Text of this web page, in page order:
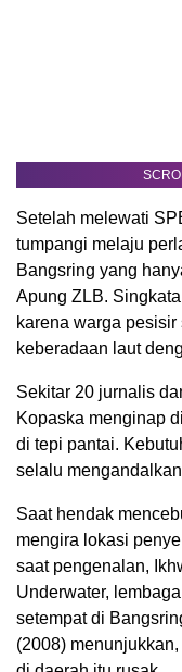
Setelah melewati
tumpangi melaju
Bangsring yang
Apung ZLB.
karena warga
keberadaan laut
Sekitar 20 jurnalis
Kopaska menginap
di tepi pantai.
selalu
Saat hendak
mengira lokasi
saat pengenalan,
Underwater,
setempat di
(2008)